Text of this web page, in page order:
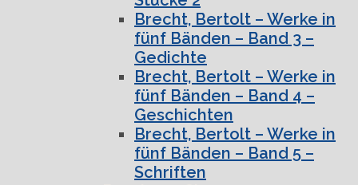
Brecht, Bertolt – Werke in
fünf Bänden – Band 3 –
Gedichte
Brecht, Bertolt – Werke in
fünf Bänden – Band 4 –
Geschichten
Brecht, Bertolt – Werke in
fünf Bänden – Band 5 –
Schriften